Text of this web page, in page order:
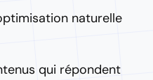
naturelle
qui répondent